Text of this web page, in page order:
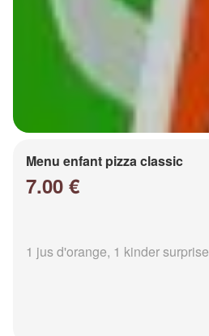
Menu enfant pizza classic
7.00 €
1 jus d'orange, 1 kinder surprise